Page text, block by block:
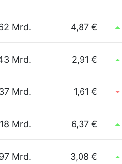
Mrd. 4,87 €
Mrd. 2,91 €
Mrd. 1,61 €
Mrd. 6,37 €
Mrd. 3,08 €